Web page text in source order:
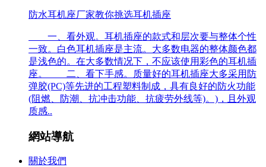
防水耳机座厂家教你挑选耳机插座
一、看外观。耳机插座的款式和层次要与整体个性
一致。白色耳机插座是主流。大多数电器的整体颜色都
是浅色的。在大多数情况下，不应该使用彩色的耳机插
座。 二、看下手感。质量好的耳机插座大多采用防
弹胶(PC)等先进的工程塑料制成，具有良好的防火功能
(阻燃、防潮、抗冲击功能、抗疲劳外线等)。)，且外观
质感..
網站導航
關於我們